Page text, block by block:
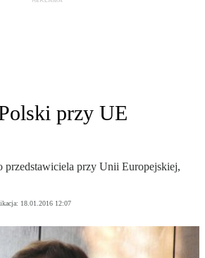
przy UE
przedstawiciela przy Unii Europejskiej,
18.01.2016 12:07